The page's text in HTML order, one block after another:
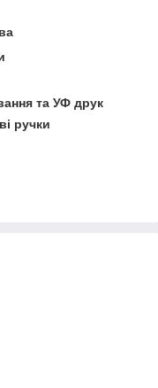
та УФ друк
ручки